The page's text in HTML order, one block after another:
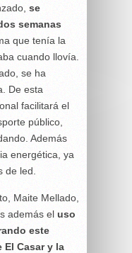
se
semanas
que tenía la
cuando llovía.
se ha
De esta
facilitará el
público,
Además
energética, ya
de led.
Maite Mellado,
además el uso
este
El Casar y la